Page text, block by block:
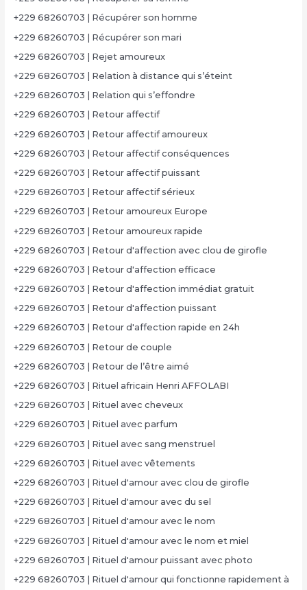
+229 68260703 | Récupérer son homme
+229 68260703 | Récupérer son mari
+229 68260703 | Rejet amoureux
+229 68260703 | Relation à distance qui s’éteint
+229 68260703 | Relation qui s’effondre
+229 68260703 | Retour affectif
+229 68260703 | Retour affectif amoureux
+229 68260703 | Retour affectif conséquences
+229 68260703 | Retour affectif puissant
+229 68260703 | Retour affectif sérieux
+229 68260703 | Retour amoureux Europe
+229 68260703 | Retour amoureux rapide
+229 68260703 | Retour d'affection avec clou de girofle
+229 68260703 | Retour d'affection efficace
+229 68260703 | Retour d'affection immédiat gratuit
+229 68260703 | Retour d'affection puissant
+229 68260703 | Retour d'affection rapide en 24h
+229 68260703 | Retour de couple
+229 68260703 | Retour de l’être aimé
+229 68260703 | Rituel africain Henri AFFOLABI
+229 68260703 | Rituel avec cheveux
+229 68260703 | Rituel avec parfum
+229 68260703 | Rituel avec sang menstruel
+229 68260703 | Rituel avec vêtements
+229 68260703 | Rituel d'amour avec clou de girofle
+229 68260703 | Rituel d'amour avec du sel
+229 68260703 | Rituel d'amour avec le nom
+229 68260703 | Rituel d'amour avec le nom et miel
+229 68260703 | Rituel d'amour puissant avec photo
+229 68260703 | Rituel d'amour qui fonctionne rapidement à